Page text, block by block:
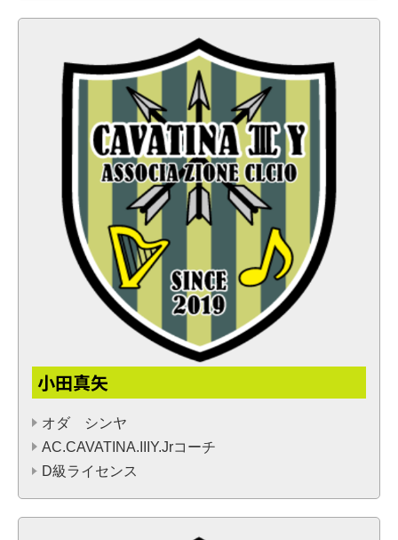
小田真矢
オダ シンヤ
AC.CAVATINA.IIIY.Jrコーチ
D級ライセンス